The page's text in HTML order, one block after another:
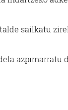
sailkatu
azpimarratu